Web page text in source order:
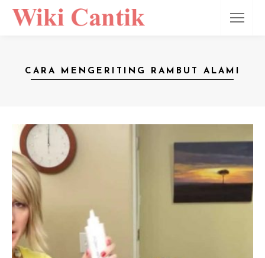
CARA MENGERITING RAMBUT ALAMI